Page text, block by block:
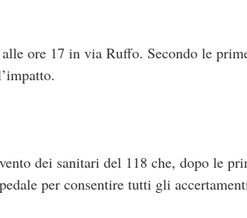
ore 17 in via Ruffo. Secondo le
dei sanitari del 118 che, dopo le
per consentire tutti gli